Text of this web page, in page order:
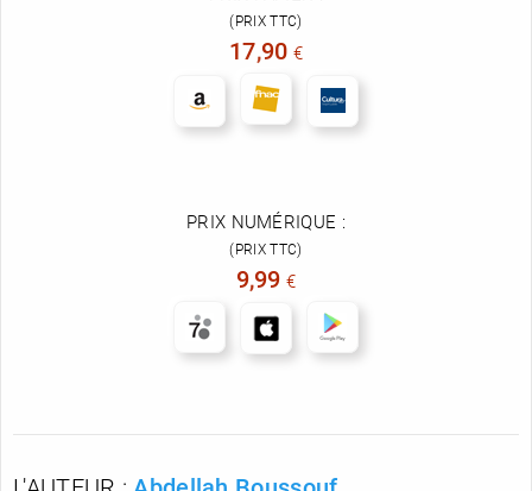
(PRIX TTC)
17,90 €
PRIX NUMÉRIQUE :
(PRIX TTC)
9,99 €